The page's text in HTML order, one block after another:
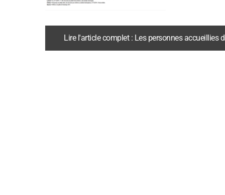
Lire l'article complet : Les personnes